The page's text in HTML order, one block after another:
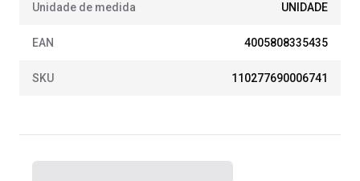
Unidade de medida UNIDADE
EAN 4005808335435
SKU 110277690006741